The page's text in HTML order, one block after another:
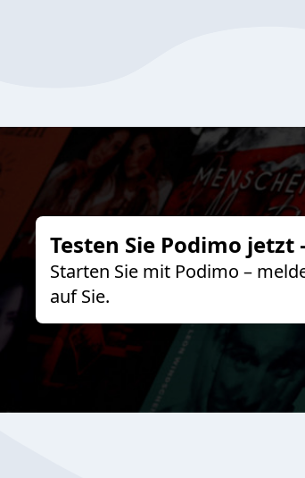
Testen Sie Podimo
Starten Sie mit Podimo –
auf Sie.